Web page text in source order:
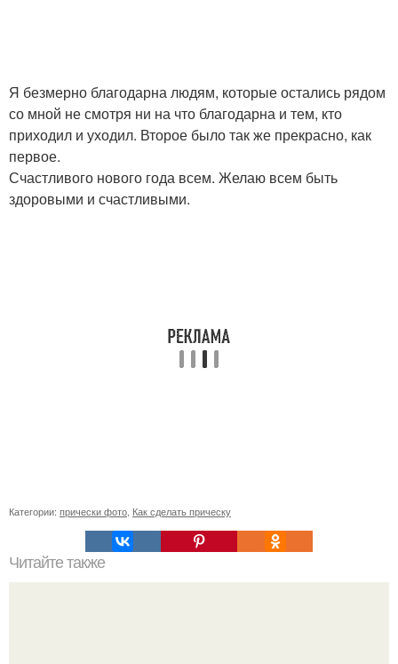
Я безмерно благодарна людям, которые остались рядом
со мной не смотря ни на что благодарна и тем, кто
приходил и уходил. Второе было так же прекрасно, как
первое.
Счастливого нового года всем. Желаю всем быть
здоровыми и счастливыми.
Категории: прически фото Как сделать прическу
Читайте также